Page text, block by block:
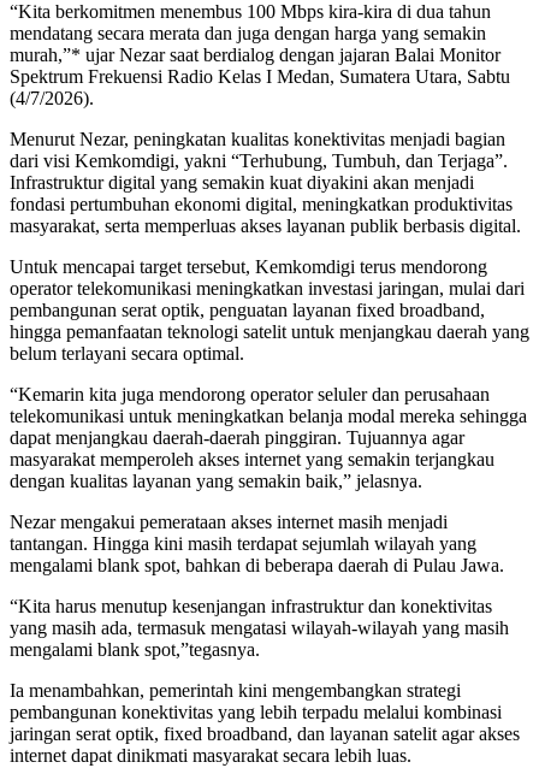
“Kita berkomitmen menembus 100 Mbps kira-kira di dua tahun
mendatang secara merata dan juga dengan harga yang semakin
murah,”* ujar Nezar saat berdialog dengan jajaran Balai Monitor
Spektrum Frekuensi Radio Kelas I Medan, Sumatera Utara, Sabtu
(4/7/2026).
Menurut Nezar, peningkatan kualitas konektivitas menjadi bagian
dari visi Kemkomdigi, yakni “Terhubung, Tumbuh, dan Terjaga”.
Infrastruktur digital yang semakin kuat diyakini akan menjadi
fondasi pertumbuhan ekonomi digital, meningkatkan produktivitas
masyarakat, serta memperluas akses layanan publik berbasis digital.
Untuk mencapai target tersebut, Kemkomdigi terus mendorong
operator telekomunikasi meningkatkan investasi jaringan, mulai dari
pembangunan serat optik, penguatan layanan fixed broadband,
hingga pemanfaatan teknologi satelit untuk menjangkau daerah yang
belum terlayani secara optimal.
“Kemarin kita juga mendorong operator seluler dan perusahaan
telekomunikasi untuk meningkatkan belanja modal mereka sehingga
dapat menjangkau daerah-daerah pinggiran. Tujuannya agar
masyarakat memperoleh akses internet yang semakin terjangkau
dengan kualitas layanan yang semakin baik,” jelasnya.
Nezar mengakui pemerataan akses internet masih menjadi
tantangan. Hingga kini masih terdapat sejumlah wilayah yang
mengalami blank spot, bahkan di beberapa daerah di Pulau Jawa.
“Kita harus menutup kesenjangan infrastruktur dan konektivitas
yang masih ada, termasuk mengatasi wilayah-wilayah yang masih
mengalami blank spot,”tegasnya.
Ia menambahkan, pemerintah kini mengembangkan strategi
pembangunan konektivitas yang lebih terpadu melalui kombinasi
jaringan serat optik, fixed broadband, dan layanan satelit agar akses
internet dapat dinikmati masyarakat secara lebih luas.